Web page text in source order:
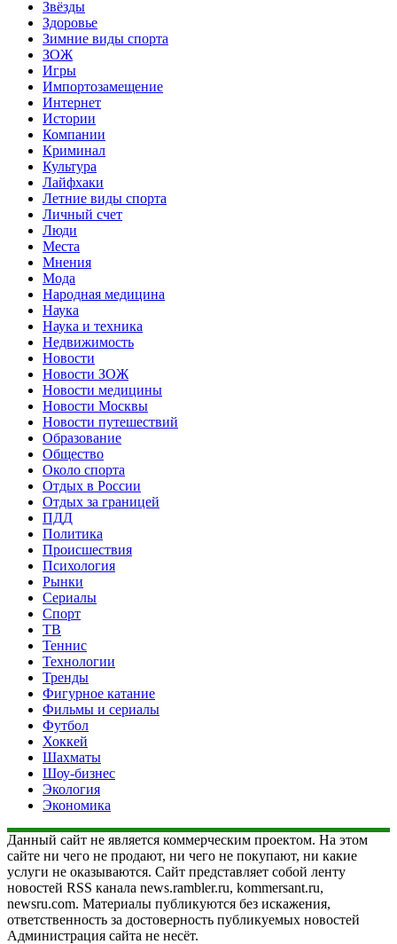
Звёзды
Здоровье
Зимние виды спорта
ЗОЖ
Игры
Импортозамещение
Интернет
Истории
Компании
Криминал
Культура
Лайфхаки
Летние виды спорта
Личный счет
Люди
Места
Мнения
Мода
Народная медицина
Наука
Наука и техника
Недвижимость
Новости
Новости ЗОЖ
Новости медицины
Новости Москвы
Новости путешествий
Образование
Общество
Около спорта
Отдых в России
Отдых за границей
ПДД
Политика
Происшествия
Психология
Рынки
Сериалы
Спорт
ТВ
Теннис
Технологии
Тренды
Фигурное катание
Фильмы и сериалы
Футбол
Хоккей
Шахматы
Шоу-бизнес
Экология
Экономика
Данный сайт не является коммерческим проектом. На этом
сайте ни чего не продают, ни чего не покупают, ни какие
услуги не оказываются. Сайт представляет собой ленту
новостей RSS канала news.rambler.ru, kommersant.ru,
newsru.com. Материалы публикуются без искажения,
ответственность за достоверность публикуемых новостей
Администрация сайта не несёт.